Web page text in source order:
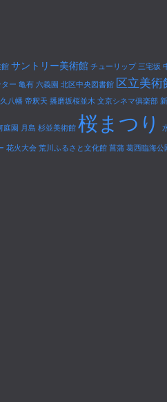
サントリー美術館 チューリップ 三宅坂
ー 亀有 六義園 北区中央図書館 区立美術
八幡 帝釈天 播磨坂桜並木 文京シネマ俱楽部
庭園 月島 杉並美術館 桜まつり
花火大会 荒川ふるさと文化館 菖蒲 葛西臨海公